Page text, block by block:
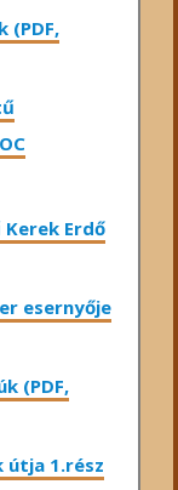
(PDF,
Erdő
esernyője
(PDF,
útja 1.rész